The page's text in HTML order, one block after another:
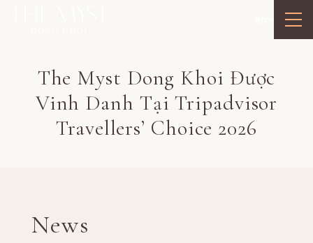
The Myst Dong Khoi Được
Vinh Danh Tại Tripadvisor
Travellers’ Choice 2026
News